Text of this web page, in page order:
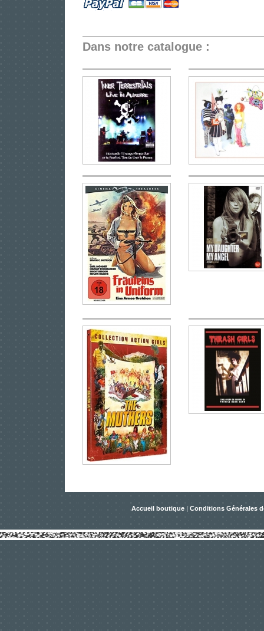
Dans notre catalogue :
Accueil boutique | Conditions Générales